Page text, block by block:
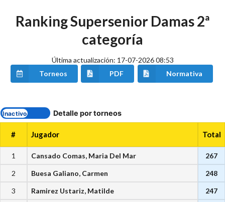
Ranking Supersenior Damas 2ª
categoría
Última actualización: 17-07-2026 08:53
Torneos
PDF Normativa
Detalle por torneos
# Jugador Total
1 Cansado Comas, Maria Del Mar 267
2 Buesa Galiano, Carmen 248
3 Ramirez Ustariz, Matilde 247